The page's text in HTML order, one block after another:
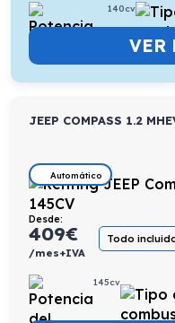
140cv
VER
JEEP COMPASS 1.2
Automático
Desde:
409€
/mes+IVA
Todo
145cv